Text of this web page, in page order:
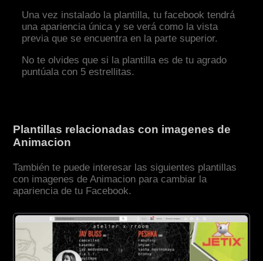
Una vez instalado la plantilla, tu facebook tendrá
una apariencia única y se verá como la vista
previa que se encuentra en la parte superior.
No te olvides que si la plantilla es de tu agrado
puntúala con 5 estrellitas.
Plantillas relacionadas con imagenes de
Animacion
También te puede interesar las siguientes plantillas
con imagenes de Animacion para cambiar la
apariencia de tu Facebook.